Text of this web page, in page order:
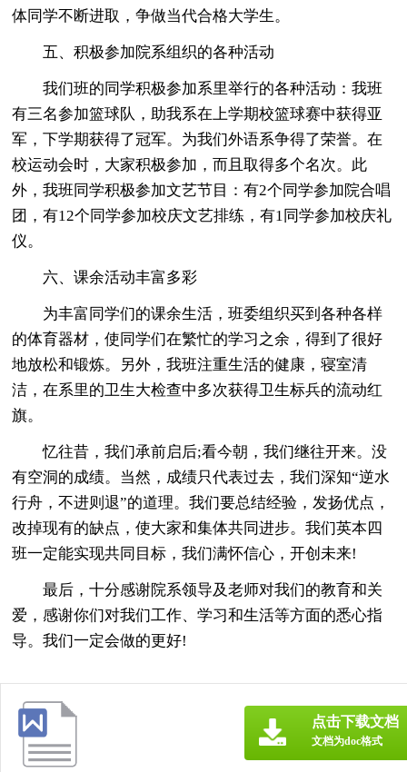
体同学不断进取，争做当代合格大学生。
五、积极参加院系组织的各种活动
我们班的同学积极参加系里举行的各种活动：我班
有三名参加篮球队，助我系在上学期校篮球赛中获得亚
军，下学期获得了冠军。为我们外语系争得了荣誉。在
校运动会时，大家积极参加，而且取得多个名次。此
外，我班同学积极参加文艺节目：有2个同学参加院合唱
团，有12个同学参加校庆文艺排练，有1同学参加校庆礼
仪。
六、课余活动丰富多彩
为丰富同学们的课余生活，班委组织买到各种各样
的体育器材，使同学们在繁忙的学习之余，得到了很好
地放松和锻炼。另外，我班注重生活的健康，寝室清
洁，在系里的卫生大检查中多次获得卫生标兵的流动红
旗。
忆往昔，我们承前启后;看今朝，我们继往开来。没
有空洞的成绩。当然，成绩只代表过去，我们深知“逆水
行舟，不进则退”的道理。我们要总结经验，发扬优点，
改掉现有的缺点，使大家和集体共同进步。我们英本四
班一定能实现共同目标，我们满怀信心，开创未来!
最后，十分感谢院系领导及老师对我们的教育和关
爱，感谢你们对我们工作、学习和生活等方面的悉心指
导。我们一定会做的更好!
点击下载文档
文档为doc格式